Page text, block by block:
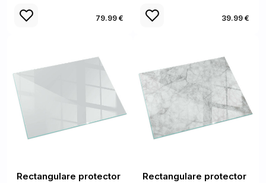
79.99 € 39.99 €
Rectangulare protector
Rectangulare protector